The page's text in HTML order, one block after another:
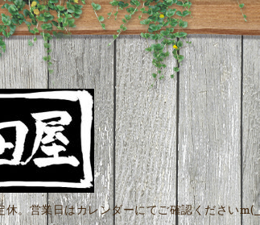
休。営業日はカレンダーにてご確認ください